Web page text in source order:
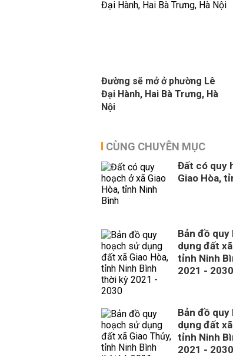
Đường sẽ mở ở phường Lê
Đại Hành, Hai Bà Trưng, Hà
Nội
CÙNG CHUYÊN MỤC
Đất có quy
Giao Hòa,
Bản đồ quy
dụng đất
tỉnh Ninh
2021 - 2030
Bản đồ quy
dụng đất
tỉnh Ninh
2021 - 2030